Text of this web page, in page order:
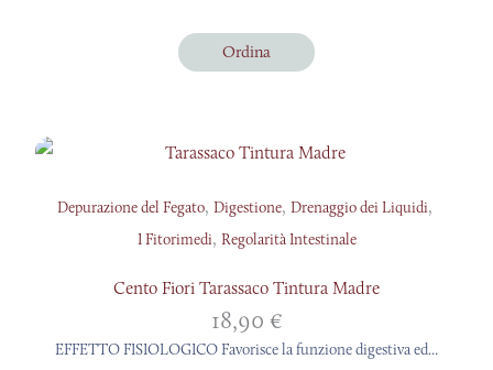
Ordina
Depurazione del Fegato, Digestione, Drenaggio dei Liquidi,
I Fitorimedi, Regolarità Intestinale
Cento Fiori Tarassaco Tintura Madre
18,90 €
EFFETTO FISIOLOGICO Favorisce la funzione digestiva ed...